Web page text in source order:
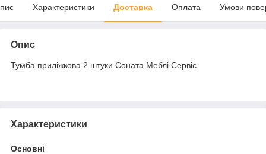
Характеристики Доставка Оплата Умови
Опис
Тумба приліжкова 2 штуки Соната Меблі Сервіс
Характеристики
Основні